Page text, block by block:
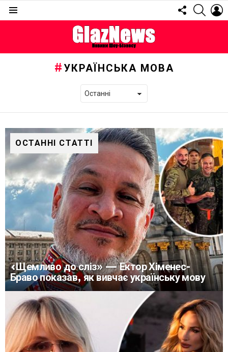
FOLLOW
US
УКРАЇНСЬКА МОВА
ОСТАННІ СТАТТІ
«Щемливо до сліз» — Ектор Хіменес-
Браво показав, як вивчає українську мову